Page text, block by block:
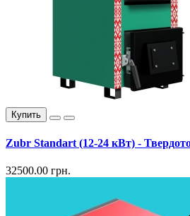
Купить
Zubr Standart (12-24 кВт) -
32500.00 грн.